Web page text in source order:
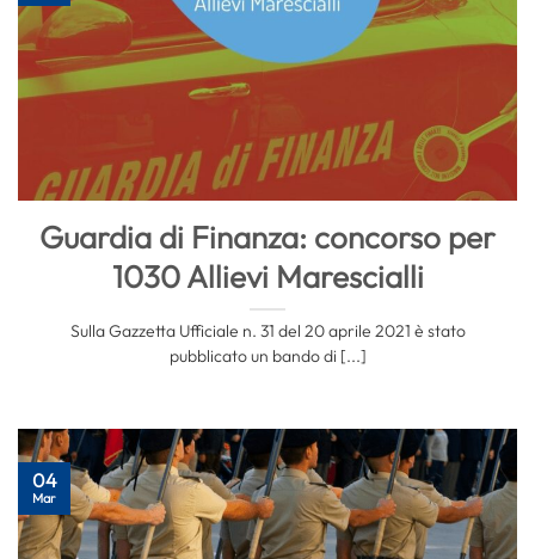
Guardia di Finanza: concorso per
1030 Allievi Marescialli
Sulla Gazzetta Ufficiale n. 31 del 20 aprile 2021 è stato
pubblicato un bando di [...]
04
Mar